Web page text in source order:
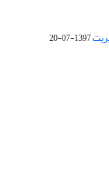
1397-07-20